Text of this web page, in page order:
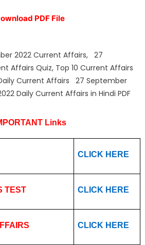
PDF File
2022 Current Affairs, 27
Affairs Quiz, Top 10 Current Affairs
Current Affairs 27 September
Daily Current Affairs in Hindi PDF
Links
CLICK HERE
TEST CLICK HERE
CLICK HERE